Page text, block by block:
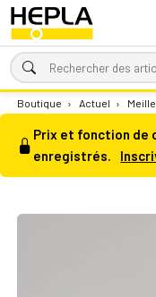
Boutique › Actuel ›
Prix et fonction de
enregistrés.